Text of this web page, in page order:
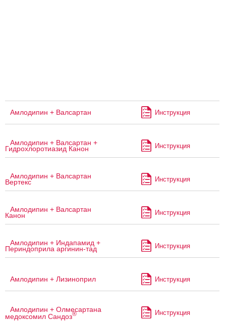
Амлодипин + Валсартан Инструкция
Амлодипин + Валсартан +
Гидрохлоротиазид Канон Инструкция
Амлодипин + Валсартан
Вертекс Инструкция
Амлодипин + Валсартан
Канон Инструкция
Амлодипин + Индапамид +
Периндоприла аргинин-тад Инструкция
Амлодипин + Лизиноприл Инструкция
Амлодипин + Олмесартана
медоксомил Сандоз® Инструкция